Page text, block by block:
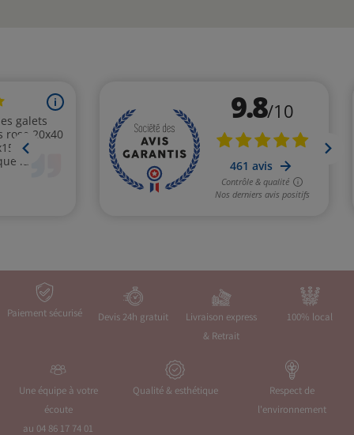
Paiement sécurisé Devis 24h gratuit
Livraison express
& Retrait
100% local
Une équipe à votre
écoute
au 04 86 17 74 01
Qualité & esthétique
Respect de
l'environnement